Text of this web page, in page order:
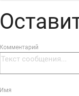
Комментарий
Имя